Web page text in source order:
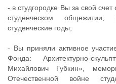
- в студгородке Вы за свой
студенческом
студенческие годы;
- Вы приняли активное
Фонда: Архитектурно-
Михайлович Губкин»,
Отечественной войне